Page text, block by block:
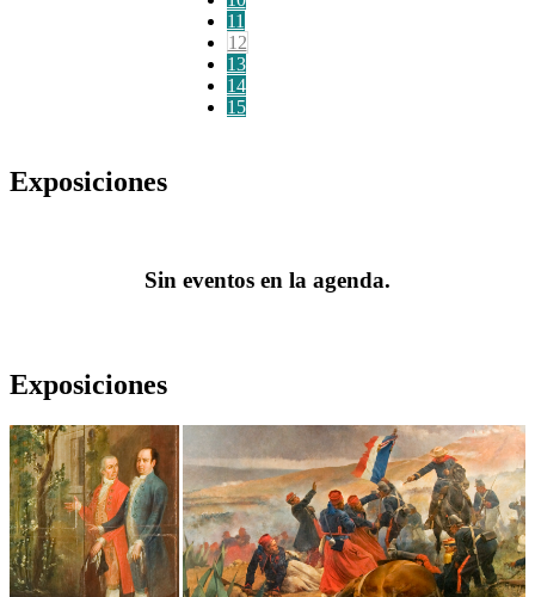
11
12
13
14
15
Exposiciones
Sin eventos en la agenda.
Exposiciones